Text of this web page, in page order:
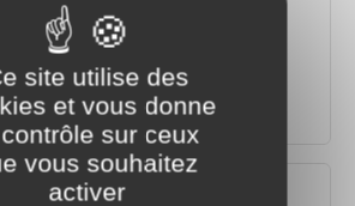
le trottoir situé devant son
un jacuzzi dans son jardin ?
une caravane ou un mobile-
jardin ?
site utilise des
et vous donne
sur ceux
vous souhaitez
activer